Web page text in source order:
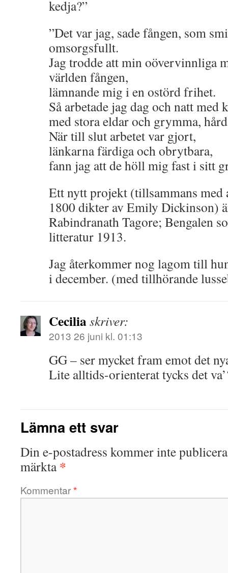
kedja?”
”Det var jag, sade fången, som
omsorgsfullt.
Jag trodde att min oövervinnliga
världen fången,
lämnande mig i en ostörd frihet.
Så arbetade jag dag och natt med
med stora eldar och grymma,
När till slut arbetet var gjort,
länkarna färdiga och obrytbara,
fann jag att de höll mig fast i sitt
Ett nytt projekt (tillsammans med
1800 dikter av Emily Dickinson)
Rabindranath Tagore; Bengalen
litteratur 1913.
Jag återkommer nog lagom till
i december. (med tillhörande
Ceciliaskriver:
2013 26 juni kl. 01:13
GG – ser mycket fram emot det
Lite alltids-orienterat tycks det
Lämna ett svar
Din e-postadress kommer inte
märkta*
Kommentar*